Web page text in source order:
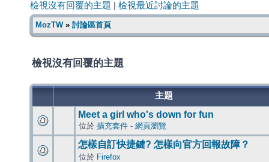
檢視沒有回覆的主題 檢視最近討論的主題
MozTW» 討論區首頁
檢視沒有回覆的主題
主題
Meet a girl who's down for fun
位於 擴充套件 - 網頁瀏覽
怎樣自訂快捷鍵? 怎樣向官方回報故障？
位於 Firefox